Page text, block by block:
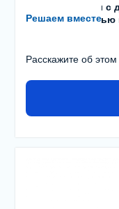
Решаем вместе
Есть проблемы с
детей? С записью
Расскажите об этом